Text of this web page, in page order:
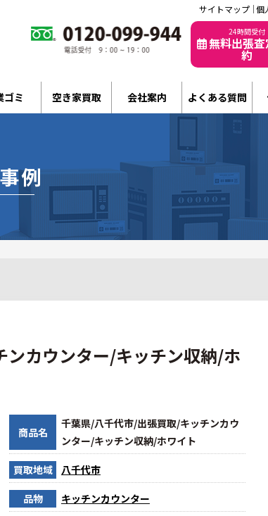
サイトマップ 個
24時間受付
無料出張
約
ゴミ 空き家買取 会社案内 よくある質問
例
カウンター/キッチン収納/ホ
商品名
千葉県/八千代市/出張買取/キッチンカウ
ンター/キッチン収納/ホワイト
買取地域 八千代市
品物 キッチンカウンター